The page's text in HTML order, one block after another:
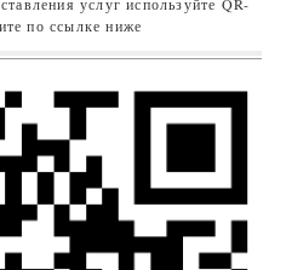
услуг используйте QR-
по ссылке ниже